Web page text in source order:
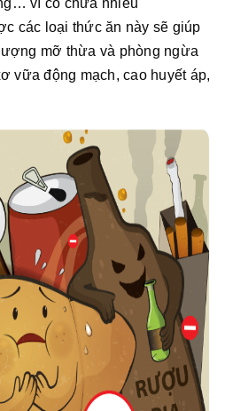
vì có chứa nhiều
các loại thức ăn này sẽ giúp
mỡ thừa và phòng ngừa
vữa động mạch, cao huyết áp,